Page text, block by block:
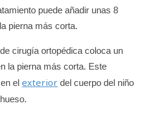
puede añadir unas 8
pierna más corta.
cirugía ortopédica coloca un
la pierna más corta. Este
en elexterior del cuerpo del niño